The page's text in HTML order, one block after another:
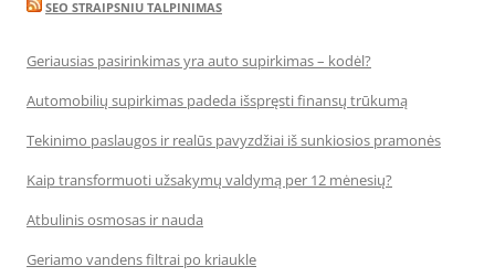
SEO STRAIPSNIU TALPINIMAS
Geriausias pasirinkimas yra auto supirkimas – kodėl?
Automobilių supirkimas padeda išspręsti finansų trūkumą
Tekinimo paslaugos ir realūs pavyzdžiai iš sunkiosios pramonės
Kaip transformuoti užsakymų valdymą per 12 mėnesių?
Atbulinis osmosas ir nauda
Geriamo vandens filtrai po kriaukle